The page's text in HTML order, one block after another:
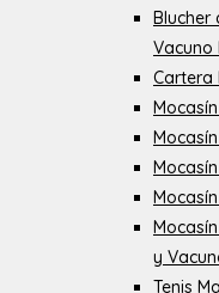
Blucher
Vacuno
Cartera
y
Tenis